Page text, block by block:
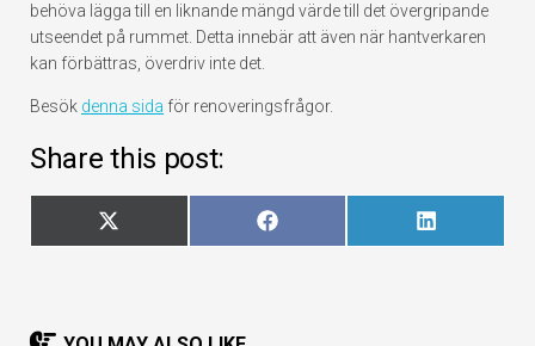
behöva lägga till en liknande mängd värde till det övergripande
utseendet på rummet. Detta innebär att även när hantverkaren
kan förbättras, överdriv inte det.
Besök denna sida för renoveringsfrågor.
Share this post:
Dela
på
X
(Twitter)
Dela
på
Facebook
Dela
på
LinkedIn